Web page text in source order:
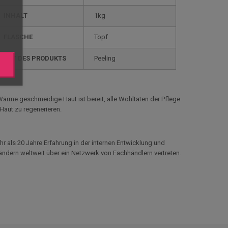
INHALT 1kg
FLASCHE Topf
ART DES PRODUKTS Peeling
geschmeidige Haut ist bereit, alle Wohltaten der Pflege
zu regenerieren.
20 Jahre Erfahrung in der internen Entwicklung und
weltweit über ein Netzwerk von Fachhändlern vertreten.